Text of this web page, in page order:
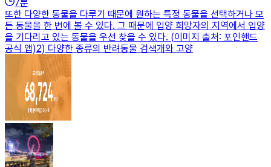
7분
또한 다양한 동물을 다루기 때문에 원하는 특정 동물을 선택하거나 모
든 동물을 한 번에 볼 수 있다. 그 때문에 입양 희망자의 지역에서 입양
을 기다리고 있는 동물을 우선 찾을 수 있다. (이미지 출처: 포인핸드
공식 앱)2) 다양한 종류의 반려동물 검색개와 고양